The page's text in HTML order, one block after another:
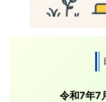
令和7年7